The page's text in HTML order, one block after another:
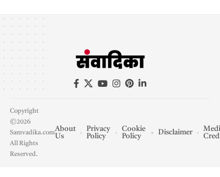
Copyright
©2026
Samvadika.com
All Rights
Reserved.
About
Us
Privacy
Policy
Cookie
Policy
Disclaimer